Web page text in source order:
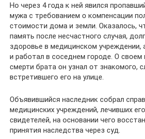
Но через 4 года к ней явился
мужа с требованием о компенсации
стоимости дома и земли. Оказалось,
память после несчастного случая,
здоровье в медицинском учреждении,
и работал в соседнем городе. О своем
смерти брата он узнал от знакомого,
встретившего его на улице.
Объявившийся наследник собрал
медицинских учреждений, лечивших
свидетелей, на основании чего
принятия наследства через суд.